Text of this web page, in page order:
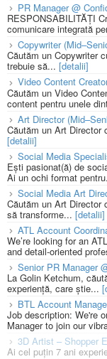
PR Manager @
RESPONSABILITĂȚI
comunicare integrată
Copywriter
Căutăm un Copywriter
trebuie să... [detalii]
Video Content
Căutăm un Video
content pentru unele
Art Director
Căutăm un Art Director
[detalii]
Social Media
Ești pasionat(ă) de
Ai un ochi format
Social Media Art
Căutăm un Art Director
să transforme... [detalii]
ATL Account
We’re looking for an
and detail-oriented
Senior PR Manager
La Golin Ketchum,
experiență, care știe...
BTL Account
Job description: We're
Manager to join our
3D Artist – Shopper
Ai cel puțin 7 ani